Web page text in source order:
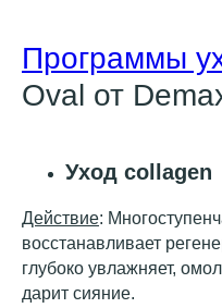
Программы
Oval от
Уход collagen
Действие:
восстанавливает
глубоко увлажняет,
дарит сияние.